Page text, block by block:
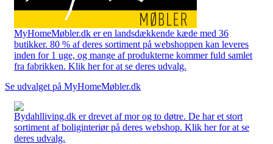
MyHomeMøbler.dk er en landsdækkende kæde med 36
butikker. 80 % af deres sortiment på webshoppen kan leveres
inden for 1 uge, og mange af produkterne kommer fuld samlet
fra fabrikken. Klik her for at se deres udvalg.
Se udvalget på MyHomeMøbler.dk
Bydahlliving.dk er drevet af mor og to døtre. De har et stort
sortiment af boliginteriør på deres webshop. Klik her for at se
deres udvalg.